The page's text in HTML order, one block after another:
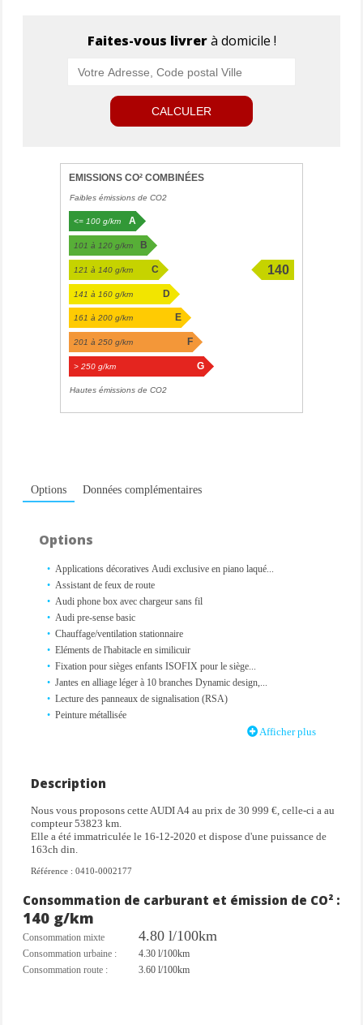
Options Données complémentaires
Options
Applications décoratives Audi exclusive en piano laqué...
Assistant de feux de route
Audi phone box avec chargeur sans fil
Audi pre-sense basic
Chauffage/ventilation stationnaire
Eléments de l'habitacle en similicuir
Fixation pour sièges enfants ISOFIX pour le siège...
Jantes en alliage léger à 10 branches Dynamic design,...
Lecture des panneaux de signalisation (RSA)
Peinture métallisée
Selleries en cuir Nappa fin avec estampillage S sur le dossier...
Equipements
ABS
Accoudoir central confort à l'avant avec inclinaison réglable et
coulissant en longueur
allumage automatique des feux
auto-radio commandé au volant
Badges S line sur les ailes avant
climatisation automatique
contrôle pression des pneus
Afficher plus
Description
Nous vous proposons cette AUDI A4 au prix de 30 999 €, celle-ci a au
compteur 53823 km.
Elle a été immatriculée le 16-12-2020 et dispose d'une puissance de
163ch din.
Référence : 0410-0002177
Consommation de carburant et émission de CO² :
140 g/km
Consommation mixte 4.80 l/100km
Consommation urbaine :
4.30 l/100km
Consommation route :
3.60 l/100km
Faites-vous livrerà domicile !
CALCULER
EMISSIONS CO² COMBINÉES
Faibles émissions de CO2
<= 100 g/km A
101 à 120 g/km B
121 à 140 g/km C
140
141 à 160 g/km D
161 à 200 g/km E
201 à 250 g/km F
> 250 g/km G
Hautes émissions de CO2